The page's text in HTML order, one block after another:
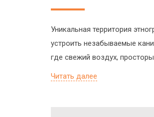
Уникальная территория
устроить незабываемые
где свежий воздух,
Читать далее